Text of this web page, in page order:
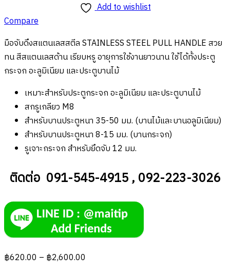
Add to wishlist
Compare
มือจับดึงสแตนเลสสตีล STAINLESS STEEL PULL HANDLE สวย
ทน สีสแตนเลสด้าน เรียบหรู อายุการใช้งานยาวนาน ใช้ได้ทั้งประตู
กระจก อะลูมิเนียม และประตูบานไม้
เหมาะสำหรับประตูกระจก อะลูมิเนียม และประตูบานไม้
สกรูเกลียว M8
สำหรับบานประตูหนา 35-50 มม. (บานไม้และบานอลูมิเนียม)
สำหรับบานประตูหนา 8-15 มม. (บานกระจก)
รูเจาะกระจก สำหรับยึดจับ 12 มม.
ติดต่อ 091-545-4915 , 092-223-3026
฿620.00 – ฿2,600.00